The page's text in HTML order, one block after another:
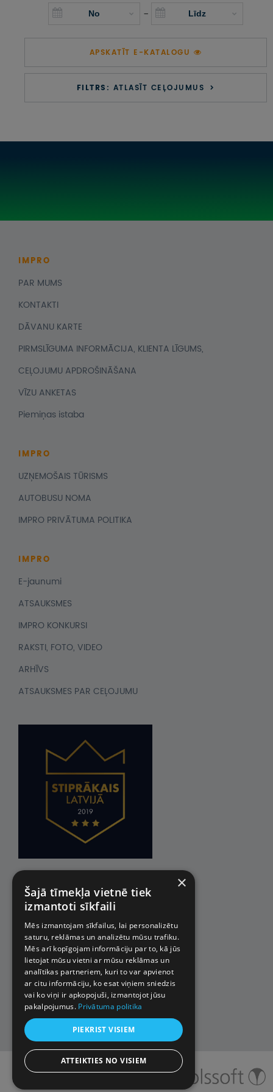
UZŅEMOŠAIS TŪRISMS
IMPRO KONKURSI
PIRMSLĪGUMA INFORMĀCIJA, KLIENTA LĪGUMS,
CEĻOJUMU APDROŠINĀŠANA
-
APSKATĪT E-KATALOGU
FILTRS: ATLASĪT CEĻOJUMUS
IMPRO
PAR MUMS
KONTAKTI
DĀVANU KARTE
PIRMSLĪGUMA INFORMĀCIJA, KLIENTA LĪGUMS,
CEĻOJUMU APDROŠINĀŠANA
VĪZU ANKETAS
Piemiņas istaba
IMPRO
UZŅEMOŠAIS TŪRISMS
AUTOBUSU NOMA
IMPRO PRIVĀTUMA POLITIKA
IMPRO
E-jaunumi
ATSAUKSMES
IMPRO KONKURSI
RAKSTI, FOTO, VIDEO
ARHĪVS
ATSAUKSMES PAR CEĻOJUMU
© 2026 Impro ceļojumi. Visas
tiesības aizsargātas.
×
Šajā tīmekļa vietnē tiek
izmantoti sīkfaili
Mēs izmantojam sīkfailus, lai personalizētu
saturu, reklāmas un analizētu mūsu trafiku.
Mēs arī kopīgojam informāciju par to, kā jūs
lietojat mūsu vietni ar mūsu reklāmas un
analītikas partneriem, kuri to var apvienot
ar citu informāciju, ko esat viņiem sniedzis
vai ko viņi ir apkopojuši, izmantojot jūsu
pakalpojumus. Privātuma politika
PIEKRIST VISIEM
ATTEIKTIES NO VISIEM